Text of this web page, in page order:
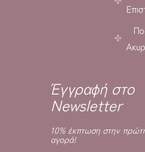
Έγγραφή στο
Newsletter
10% έκπτωση στην
αγορά!